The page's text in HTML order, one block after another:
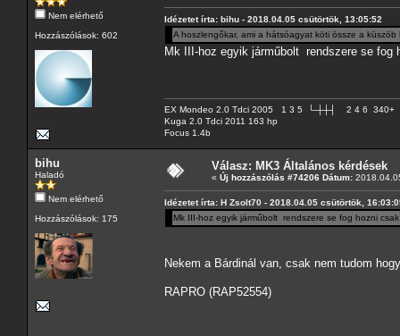
Nem elérhető
Hozzászólások: 602
Idézetet írta: bihu - 2018.04.05 csütörtök, 13:05:52
A hoszlengőkar, ami a hátsóagyat köti össze a küszöb
Mk III-hoz egyik járműbolt rendszere se
EX Mondeo 2.0 Tdci 2005 1 3 5 └-┼┼┤ 2 4 6 340+
Kuga 2.0 Tdci 2011 163 hp
Focus 1.4b
bihu
Haladó
Nem elérhető
Hozzászólások: 175
Válasz: MK3 Általános kérdések
« Új hozzászólás #74206 Dátum:
Idézetet írta: H Zsolt70 - 2018.04.05 csütörtök,
Mk III-hoz egyik járműbolt rendszere se fog hozni
Nekem a Bárdinál van, csak nem tudom
RAPRO (RAP52554)